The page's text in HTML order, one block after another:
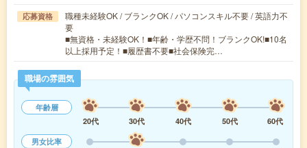
応募資格
職種未経験OK / ブランクOK / パソコンスキル不要 / 英語力不
要
■無資格・未経験OK！■年齢・学歴不問！ブランクOK!■10名
以上採用予定！■履歴書不要■社会保険完…
職場の雰囲気
年齢層
20代
30代 40代 50代
60代
男女比率